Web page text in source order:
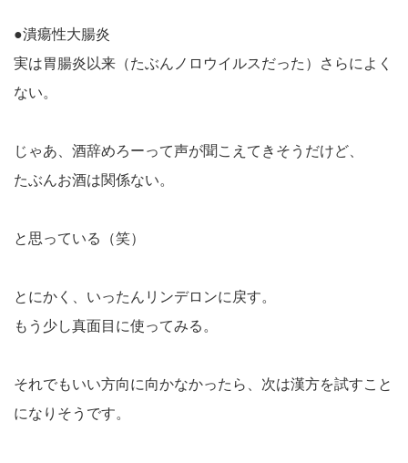
●潰瘍性大腸炎
実は胃腸炎以来（たぶんノロウイルスだった）さらによく
ない。
じゃあ、酒辞めろーって声が聞こえてきそうだけど、
たぶんお酒は関係ない。
と思っている（笑）
とにかく、いったんリンデロンに戻す。
もう少し真面目に使ってみる。
それでもいい方向に向かなかったら、次は漢方を試すこと
になりそうです。